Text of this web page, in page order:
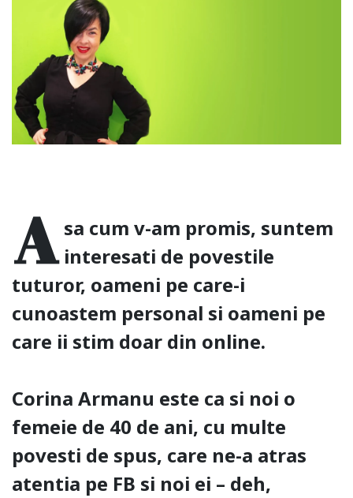
A sa cum v-am promis, suntem
interesati de povestile
tuturor, oameni pe care-i
cunoastem personal si oameni pe
care ii stim doar din online.
Corina Armanu este ca si noi o
femeie de 40 de ani, cu multe
povesti de spus, care ne-a atras
atentia pe FB si noi ei – deh,